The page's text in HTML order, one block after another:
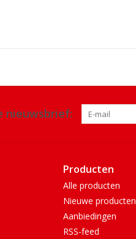
nieuwsbrief:
Producten
Alle producten
Nieuwe producten
Aanbiedingen
RSS-feed